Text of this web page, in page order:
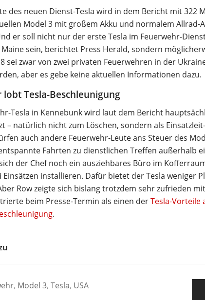
des neuen Dienst-Tesla wird in dem Bericht mit 322
Model 3 mit großem Akku und normalem Allrad-
er soll nicht nur der erste Tesla im Feuerwehr-
sein, berichtet Press Herald, sondern
sei zwar von zwei privaten Feuerwehren in der
aber es gebe keine aktuellen Informationen dazu.
lobt Tesla-Beschleunigung
Tesla in Kennebunk wird laut dem Bericht
– natürlich nicht zum Löschen, sondern als
auch andere Feuerwehr-Leute ans Steuer des
Fahrten zu dienstlichen Treffen außerhalb
der Chef noch ein ausziehbares Büro im
Einsätzen installieren. Dafür bietet der Tesla weniger
Row zeigte sich bislang trotzdem sehr zufrieden
beim Presse-Termin als einen derTesla-Vorteile
.
, Model 3, Tesla, USA